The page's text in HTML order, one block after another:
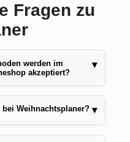
Fragen zu
werden im
akzeptiert?
▾
bei Weihnachtsplaner? ▾